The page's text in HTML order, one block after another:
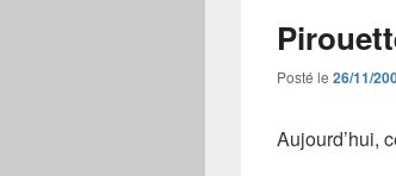
Posté le 26/11/
Aujourd’hui,